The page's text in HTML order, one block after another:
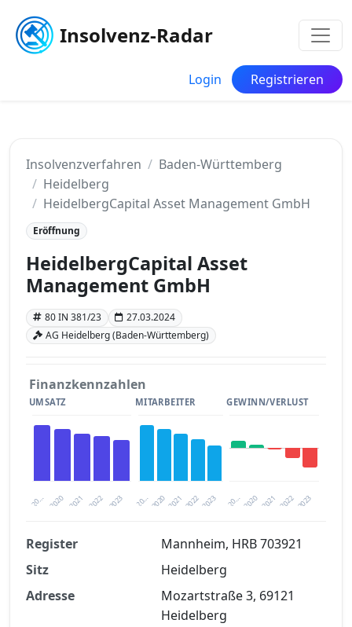
Insolvenz-Radar
Login Registrieren
Insolvenzverfahren
Baden-Württemberg
Heidelberg
HeidelbergCapital Asset Management GmbH
Eröffnung
HeidelbergCapital Asset
Management GmbH
80 IN 381/23
27.03.2024
AG Heidelberg (Baden-Württemberg)
Finanzkennzahlen
UMSATZ
20… 2021 2023
2020 2022
MITARBEITER
20… 2021 2023
2020 2022
GEWINN/VERLUST
20… 2021 2023
2020 2022
Finanzkennzahlen nach kostenloser
Registrierung verfügbar
Jetzt kostenlos registrieren
Register
Mannheim, HRB 703921
Sitz
Heidelberg
Adresse
Mozartstraße 3, 69121
Heidelberg